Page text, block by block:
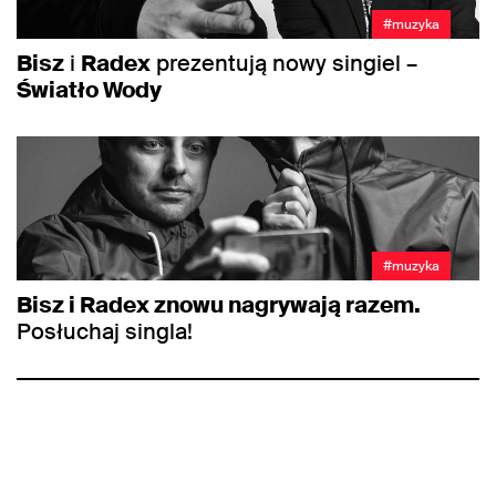
#muzyka
Bisz i Radex prezentują nowy singiel –
Światło Wody
#muzyka
Bisz i Radex znowu nagrywają razem.
Posłuchaj singla!